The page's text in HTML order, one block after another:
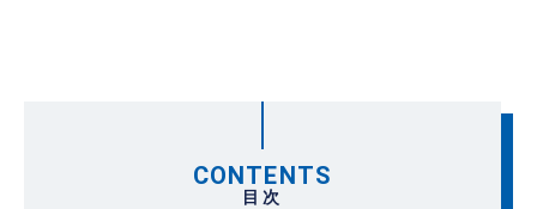
CONTENTS
目次